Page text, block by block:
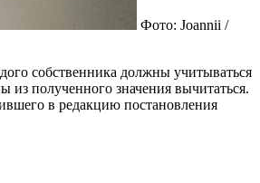
Фото: Joannii /
собственника должны учитываться
полученного значения вычитаться.
в редакцию постановления